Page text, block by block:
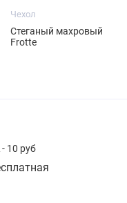
Чехол
Стеганый махровый
Frotte
- 10 руб